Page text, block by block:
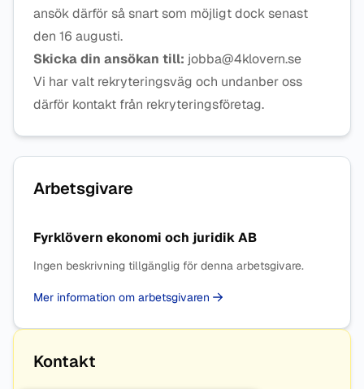
ansök därför så snart som möjligt dock senast
den 16 augusti.
Skicka din ansökan till: jobba@4klovern.se
Vi har valt rekryteringsväg och undanber oss
därför kontakt från rekryteringsföretag.
Arbetsgivare
Fyrklövern ekonomi och juridik AB
Ingen beskrivning tillgänglig för denna arbetsgivare.
Mer information om arbetsgivaren
Kontakt